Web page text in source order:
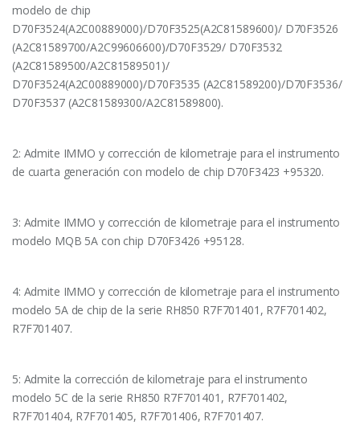
modelo de chip
D70F3524(A2C00889000)/D70F3525(A2C81589600)/ D70F3526
(A2C81589700/A2C99606600)/D70F3529/ D70F3532
(A2C81589500/A2C81589501)/
D70F3524(A2C00889000)/D70F3535 (A2C81589200)/D70F3536/
D70F3537 (A2C81589300/A2C81589800).
2: Admite IMMO y corrección de kilometraje para el instrumento
de cuarta generación con modelo de chip D70F3423 +95320.
3: Admite IMMO y corrección de kilometraje para el instrumento
modelo MQB 5A con chip D70F3426 +95128.
4: Admite IMMO y corrección de kilometraje para el instrumento
modelo 5A de chip de la serie RH850 R7F701401, R7F701402,
R7F701407.
5: Admite la corrección de kilometraje para el instrumento
modelo 5C de la serie RH850 R7F701401, R7F701402,
R7F701404, R7F701405, R7F701406, R7F701407.